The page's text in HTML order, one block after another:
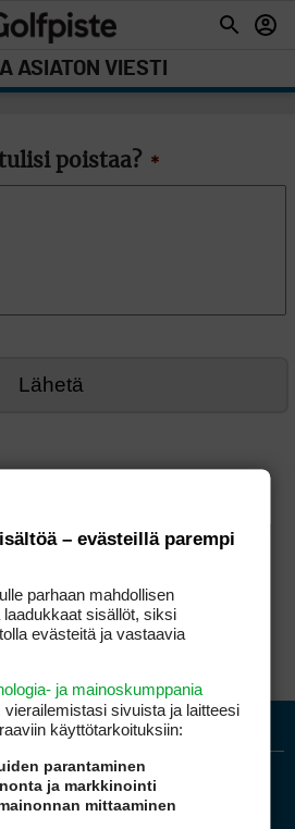
ASIATON VIESTI
poistaa? *
– evästeillä parempi
parhaan mahdollisen
sisällöt, siksi
evästeitä ja vastaavia
ja mainoskumppania
sivuista ja laitteesi
käyttötarkoituksiin:
parantaminen
ja markkinointi
mittaaminen